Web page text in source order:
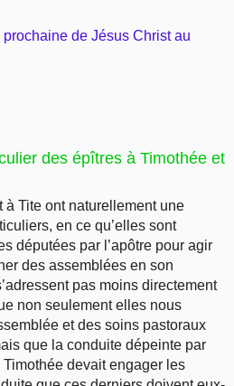
de Jésus Christ au
des épîtres à Timothée et
à Tite ont naturellement une
en ce qu’elles sont
députées par l’apôtre pour agir
des assemblées en son
pas moins directement
non seulement elles nous
et des soins pastoraux
que la conduite dépeinte par
Timothée devait engager les